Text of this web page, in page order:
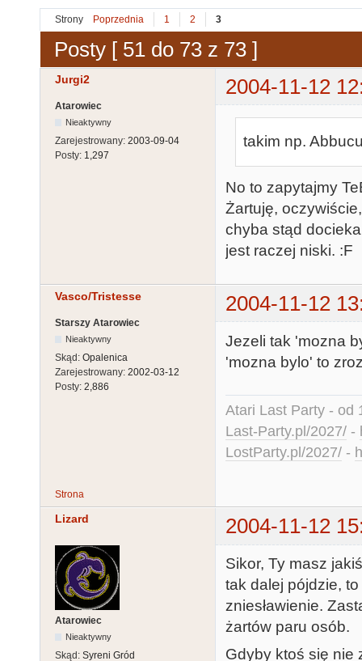
Strony Poprzednia 1 2 3
Posty [ 51 do 73 z 73 ]
Jurgi2 2004-11-12
Atarowiec
Nieaktywny
Zarejestrowany: 2003-09-04
Posty: 1,297
takim np.
No to zapytajmy
Żartuję,
chyba stąd
jest raczej niski. :F
Vasco/Tristesse 2004-11-12
Starszy Atarowiec
Nieaktywny
Skąd: Opalenica
Zarejestrowany: 2002-03-12
Posty: 2,886
Jezeli tak 'mozna
'mozna bylo' to
Atari Last Party - od
Last-Party.pl/2027/ -
LostParty.pl/2027/ -
Strona
Lizard 2004-11-12
Atarowiec
Nieaktywny
Skąd: Syreni Gród
Sikor, Ty masz
tak dalej pójdzie,
zniesławienie.
żartów paru osób.
Gdyby ktoś się nie